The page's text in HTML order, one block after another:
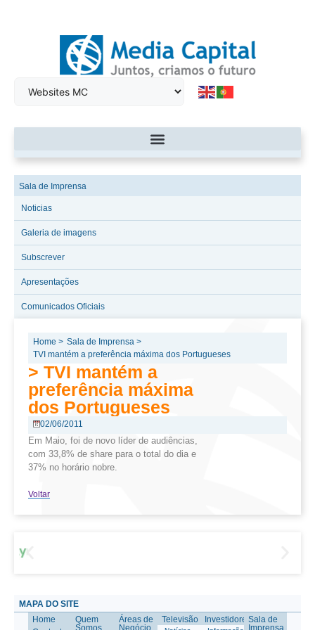
Sala de Imprensa
Noticias
Galeria de imagens
Subscrever
Apresentações
Comunicados Oficiais
Home > Sala de Imprensa >
TVI mantém a preferência máxima dos Portugueses
> TVI mantém a
preferência máxima
dos Portugueses
02/06/2011
Em Maio, foi de novo líder de audiências,
com 33,8% de share para o total do dia e
37% no horário nobre.
Voltar
MAPA DO SITE
Home
Quem
Somos
Áreas de
Negócio
Televisão InvestidoresSala de
Imprensa